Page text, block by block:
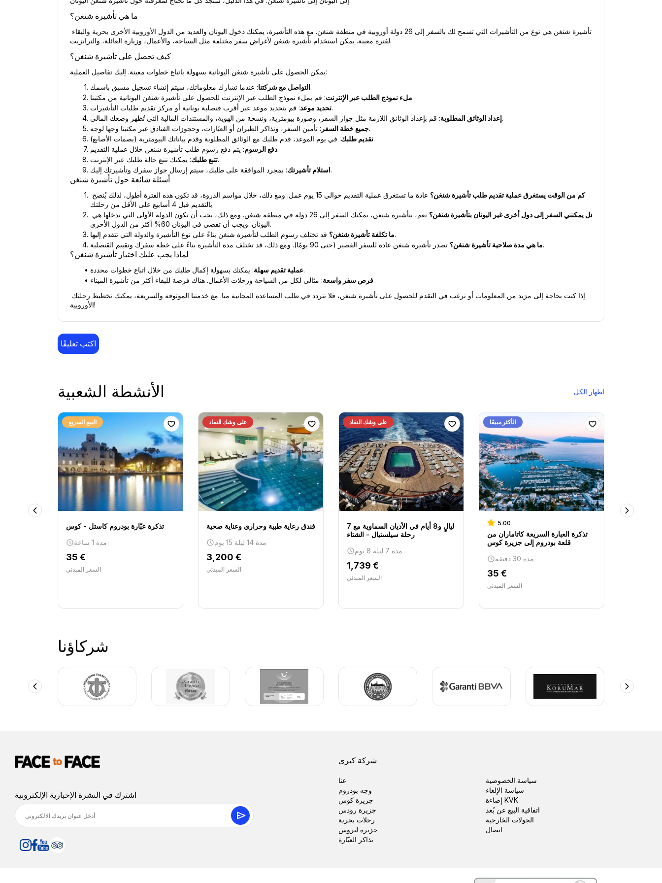
ما هي تأشيرة شنغن؟
لفترة معينة. يمكن استخدام تأشيرة شنغن لأغراض سفر مختلفة مثل السياحة، والأعمال، وزيارة العائلة، والترانزيت.
كيف تحصل على تأشيرة شنغن؟
يمكن الحصول على تأشيرة شنغن اليونانية بسهولة باتباع خطوات معينة. إليك تفاصيل العملية:
التواصل مع شركتنا: عندما تشارك معلوماتك، سيتم إنشاء تسجيل مسبق باسمك.
ملء نموذج الطلب عبر الإنترنت: قم بملء نموذج الطلب عبر الإنترنت للحصول على تأشيرة شنغن اليونانية من مكتبنا.
تحديد موعد: قم بتحديد موعد عبر أقرب قنصلية يونانية أو مركز تقديم طلبات التأشيرات.
إعداد الوثائق المطلوبة: قم بإعداد الوثائق اللازمة مثل جواز السفر، وصورة بيومترية، ونسخة من الهوية، والمستندات المالية التي تُظهر وضعك المالي.
جميع خطة السفر: تأمين السفر، وتذاكر الطيران أو العبّارات، وحجوزات الفنادق عبر مكتبنا وجها لوجه.
تقديم طلبك: في يوم الموعد، قدم طلبك مع الوثائق المطلوبة وقدم بياناتك البيومترية (بصمات الأصابع).
دفع الرسوم: يتم دفع رسوم طلب تأشيرة شنغن خلال عملية التقديم.
تتبع طلبك: يمكنك تتبع حالة طلبك عبر الإنترنت.
استلام تأشيرتك: بمجرد الموافقة على طلبك، سيتم إرسال جواز سفرك وتأشيرتك إليك.
أسئلة شائعة حول تأشيرة شنغن
كم من الوقت يستغرق عملية تقديم طلب تأشيرة شنغن؟
بالتقديم قبل 4 أسابيع على الأقل من رحلتك.
هل يمكنني السفر إلى دول أخرى غير اليونان بتأشيرة شنغن؟
اليونان. ويجب أن تقضي في اليونان 60% أكثر من الدول الأخرى.
ما تكلفة تأشيرة شنغن؟ قد تختلف رسوم الطلب لتأشيرة شنغن بناءً على نوع التأشيرة والدولة التي تتقدم إليها.
ما هي مدة صلاحية تأشيرة شنغن؟ تصدر تأشيرة شنغن عادة للسفر القصير (حتى 90 يومًا). ومع ذلك، قد تختلف مدة التأشيرة بناءً على خطة سفرك وتقييم القنصلية.
لماذا يجب عليك اختيار تأشيرة شنغن؟
عملية تقديم سهلة: يمكنك بسهولة إكمال طلبك من خلال اتباع خطوات محددة.
فرص سفر واسعة: مثالي لكل من السياحة ورحلات الأعمال. هناك فرصة للبقاء أكثر من تأشيرة الميناء.
الأوروبية!
اكتب تعليقًا
الأنشطة الشعبية اظهار الكل
البيع السريع
تذكرة عبّارة بودروم كاستل - كوس
مدة 1 ساعة
35 €
السعر المبدئي
على وشك النفاد
فندق رعاية طبية وحراري وعناية صحية
مدة 14 ليلة 15 يوم
3,200 €
السعر المبدئي
على وشك النفاد
7 ليالٍ و8 أيام في الأديان السماوية مع
رحلة سيلستيال - الشتاء
مدة 7 ليلة 8 يوم
1,739 €
السعر المبدئي
الأكثر مبيعًا
5.00
تذكرة العبارة السريعة كاتاماران من
قلعة بودروم إلى جزيرة كوس
مدة 30 دقيقة
35 €
السعر المبدئي
شركاؤنا
اشترك في النشرة الإخبارية الإلكترونية
شركة كبرى
عنا
سياسة الخصوصية
وجه بودروم
سياسة الإلغاء
جزيرة كوس
إضاءة KVK
جزيرة رودس
اتفاقية البيع عن بُعد
رحلات بحرية
الجولات الخارجية
جزيرة ليروس
اتصال
تذاكر العبّارة